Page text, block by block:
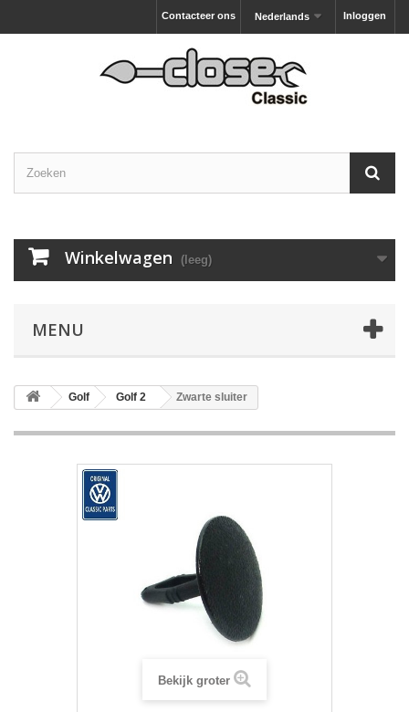
Inloggen
Nederlands
Contacteer ons
Winkelwagen (leeg)
MENU
Golf Golf 2 Zwarte sluiter
Bekijk groter